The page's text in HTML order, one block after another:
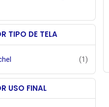
TIPO DE TELA
(1)
USO FINAL